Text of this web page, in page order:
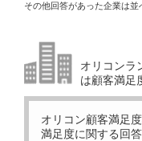
その他回答があった企業は並
オリコンラ
は顧客満足
オリコン顧客満足
満足度に関する回